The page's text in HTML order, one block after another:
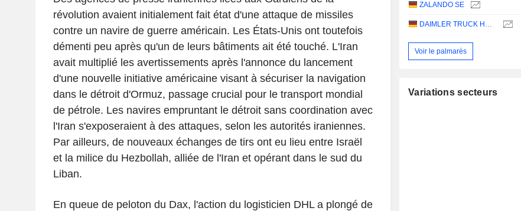
révolution avaient initialement fait état d'une attaque de missiles
contre un navire de guerre américain. Les États-Unis ont toutefois
démenti peu après qu'un de leurs bâtiments ait été touché. L'Iran
avait multiplié les avertissements après l'annonce du lancement
d'une nouvelle initiative américaine visant à sécuriser la navigation
dans le détroit d'Ormuz, passage crucial pour le transport mondial
de pétrole. Les navires empruntant le détroit sans coordination avec
l'Iran s'exposeraient à des attaques, selon les autorités iraniennes.
Par ailleurs, de nouveaux échanges de tirs ont eu lieu entre Israël
et la milice du Hezbollah, alliée de l'Iran et opérant dans le sud du
Liban.
En queue de peloton du Dax, l'action du logisticien DHL a plongé de
ZALANDO SE
DAIMLER TRUCK HOLDING AG
Voir le palmarès
Variations secteurs